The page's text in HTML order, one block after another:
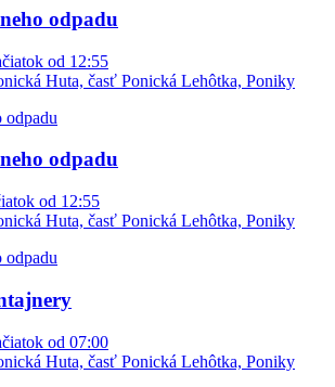
odpadu
od 12:55
Huta, časť Ponická Lehôtka, Poniky
odpadu
odpadu
od 12:55
Huta, časť Ponická Lehôtka, Poniky
odpadu
od 07:00
Huta, časť Ponická Lehôtka, Poniky